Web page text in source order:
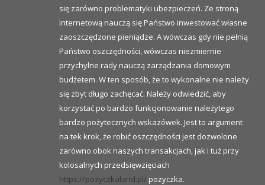
się zarówno problematyki ubezpieczeń. Ze stroną
internetową nauczą się Państwo inwestować własne
zaoszczędzone pieniądze. A wówczas gdy nie pełnią
Państwo oszczędności, wówczas niezmiernie
przychylne rady nauczą zarządzania domowym
budżetem. W ten sposób, że to wykonalne nie należy
się zbyt długo zachęcać. Należy odwiedzić, aby
korzystać po bardzo funkcjonowanie należytego
bardzo pożytecznych wskazówek. Jest to argument
na tek krok, że robić oszczędności jest dozwolone
zarówno obok naszych transakcjach, jak i tuż przy
kolosalnych przedsięwzięciach
https://pozyczkaland.pl/ pozyczka.